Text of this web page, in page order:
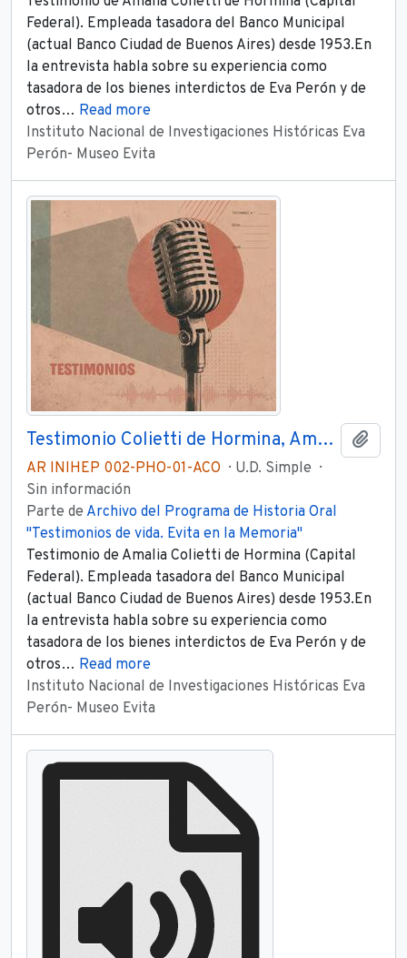
Federal). Empleada tasadora del Banco Municipal
(actual Banco Ciudad de Buenos Aires) desde 1953.En
la entrevista habla sobre su experiencia como
tasadora de los bienes interdictos de Eva Perón y de
otros… Read more
Instituto Nacional de Investigaciones Históricas Eva
Perón- Museo Evita
Testimonio Colietti de Hormina, Amalia Parte 2
AR INIHEP 002-PHO-01-ACO
U.D. Simple
Sin información
Parte de Archivo del Programa de Historia Oral
"Testimonios de vida. Evita en la Memoria"
Testimonio de Amalia Colietti de Hormina (Capital
Federal). Empleada tasadora del Banco Municipal
(actual Banco Ciudad de Buenos Aires) desde 1953.En
la entrevista habla sobre su experiencia como
tasadora de los bienes interdictos de Eva Perón y de
otros… Read more
Instituto Nacional de Investigaciones Históricas Eva
Perón- Museo Evita